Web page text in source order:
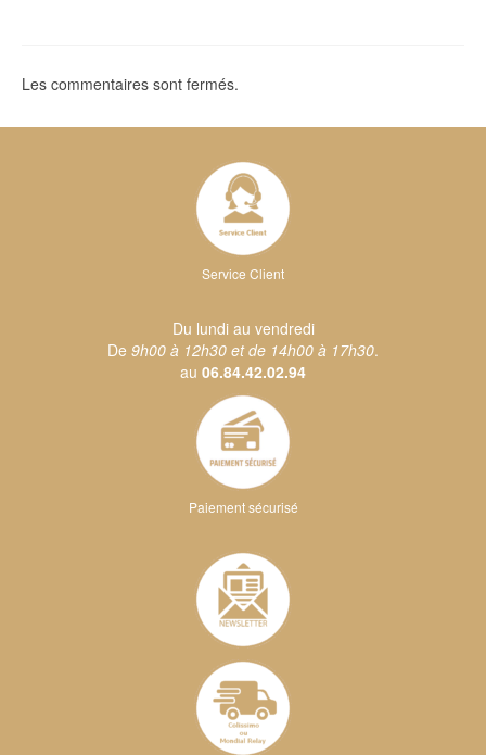
Les commentaires sont fermés.
Service Client
Du lundi au vendredi
De 9h00 à 12h30 et de 14h00 à 17h30.
au 06.84.42.02.94
Paiement sécurisé